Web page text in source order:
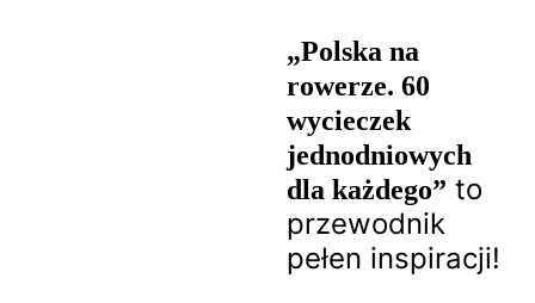
„Polska na
rowerze. 60
wycieczek
jednodniowych
dla każdego” to
przewodnik
pełen inspiracji!